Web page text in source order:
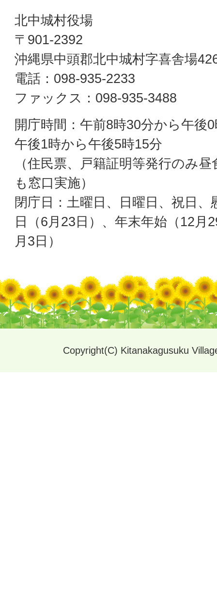
北中城村役場
〒901-2392
沖縄県中頭郡北中城村字喜舎場
電話：098-935-2233
ファックス：098-935-3488
開庁時間：午前8時30分から午後
午後1時から午後5時15分
（住民票、戸籍証明等発行のみ昼
も窓口実施）
閉庁日：土曜日、日曜日、祝日、
日（6月23日）、年末年始（12月
月3日）
Copyright(C) Kitanakagusuku